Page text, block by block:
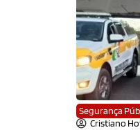
Segurança
Cristiano